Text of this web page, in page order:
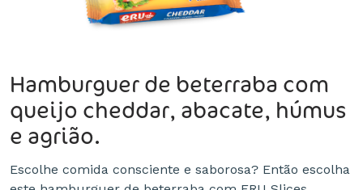
Hamburguer de beterraba com
queijo cheddar, abacate, húmus
e agrião.
Escolhe comida consciente e saborosa? Então escolha